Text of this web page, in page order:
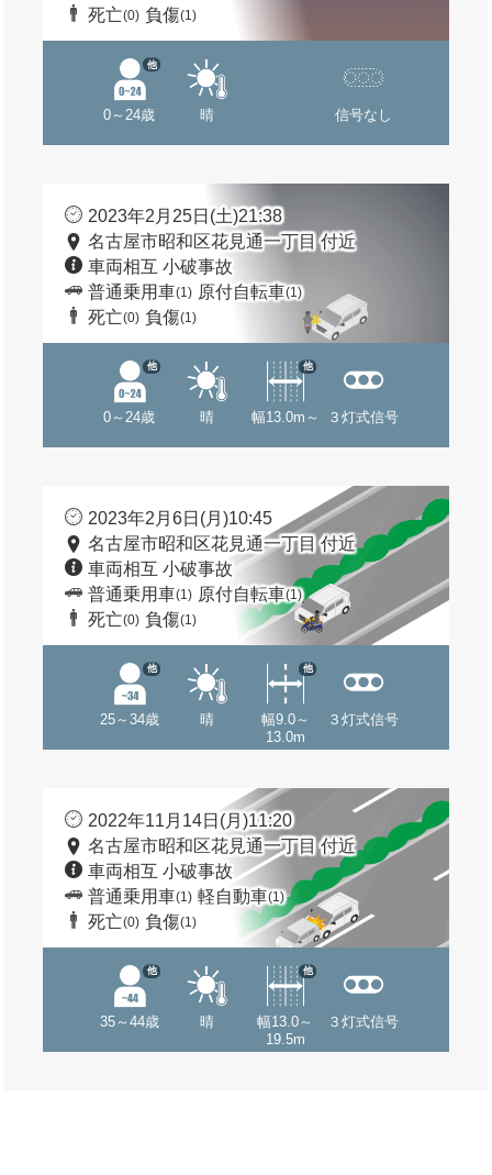
死亡(0) 負傷(1)
0～24歳
他
晴 信号なし
2023年2月25日(土)21:38
名古屋市昭和区花見通一丁目 付近
車両相互 小破事故
普通乗用車(1) 原付自転車(1)
死亡(0) 負傷(1)
0～24歳
他
晴 幅13.0m～
他
３灯式信号
2023年2月6日(月)10:45
名古屋市昭和区花見通一丁目 付近
車両相互 小破事故
普通乗用車(1) 原付自転車(1)
死亡(0) 負傷(1)
25～34歳
他
晴
幅9.0～
13.0m
他
３灯式信号
2022年11月14日(月)11:20
名古屋市昭和区花見通一丁目 付近
車両相互 小破事故
普通乗用車(1) 軽自動車(1)
死亡(0) 負傷(1)
35～44歳
他
晴
幅13.0～
19.5m
他
３灯式信号